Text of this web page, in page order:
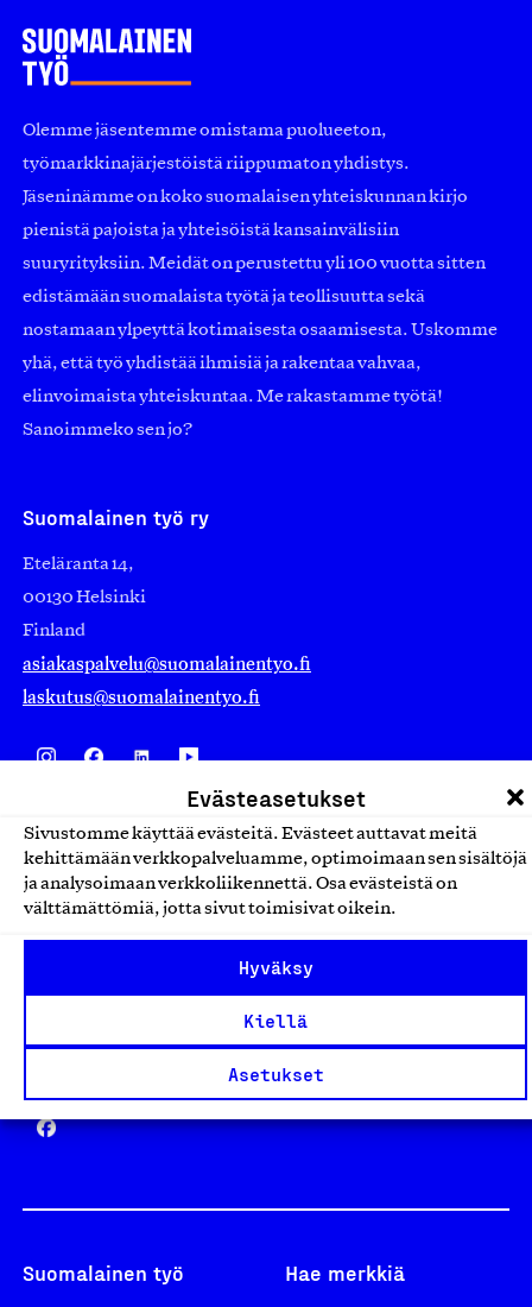
Evästeasetukset
Sivustomme käyttää evästeitä. Evästeet auttavat meitä
kehittämään verkkopalveluamme, optimoimaan sen sisältöjä
ja analysoimaan verkkoliikennettä. Osa evästeistä on
välttämättömiä, jotta sivut toimisivat oikein.
Hyväksy
Kiellä
Asetukset
Olemme jäsentemme omistama puolueeton,
työmarkkinajärjestöistä riippumaton yhdistys.
Jäseninämme on koko suomalaisen yhteiskunnan kirjo
pienistä pajoista ja yhteisöistä kansainvälisiin
suuryrityksiin. Meidät on perustettu yli 100 vuotta sitten
edistämään suomalaista työtä ja teollisuutta sekä
nostamaan ylpeyttä kotimaisesta osaamisesta. Uskomme
yhä, että työ yhdistää ihmisiä ja rakentaa vahvaa,
elinvoimaista yhteiskuntaa. Me rakastamme työtä!
Sanoimmeko sen jo?
Suomalainen työ ry
Eteläranta 14,
00130 Helsinki
Finland
asiakaspalvelu@suomalainentyo.fi
laskutus@suomalainentyo.fi
Avainlippu
Yhteiskunnallinen Yritys -merkki
Suomalainen työ Hae merkkiä